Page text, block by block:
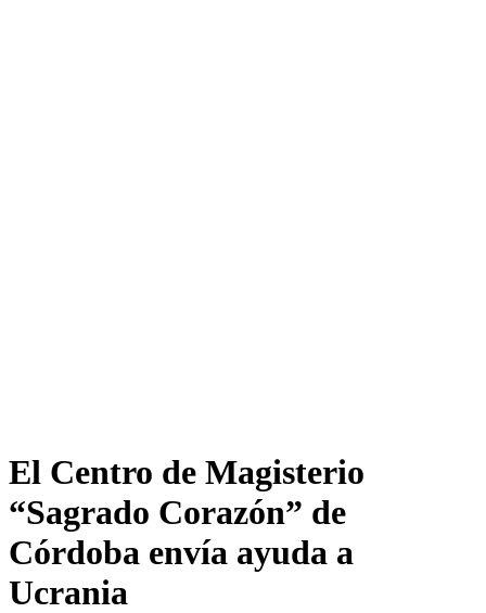
El Centro de Magisterio
“Sagrado Corazón” de
Córdoba envía ayuda a
Ucrania